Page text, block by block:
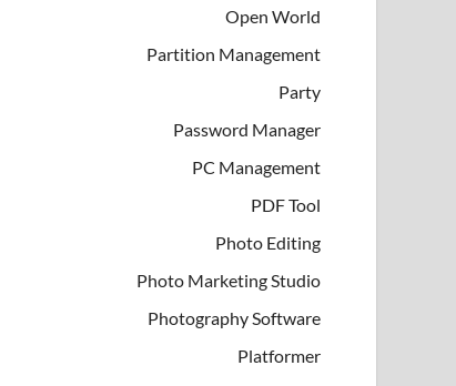
Open World
Partition Management
Party
Password Manager
PC Management
PDF Tool
Photo Editing
Photo Marketing Studio
Photography Software
Platformer